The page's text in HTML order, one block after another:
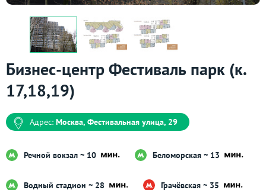
Бизнес-центр Фестиваль парк (к.
17,18,19)
Адрес: Москва, Фестивальная улица, 29
Речной вокзал ~ 10 Беломорская ~ 13
Водный стадион ~ 28 Грачёвская ~ 35